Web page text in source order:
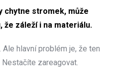
chytne stromek, může
že záleží i na materiálu.
hlavní problém je, že ten
zareagovat.